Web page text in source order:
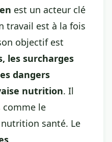
est un acteur clé
travail est à la fois
objectif est
les surcharges
dangers
nutrition. Il
comme le
santé. Le